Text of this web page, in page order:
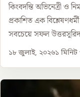
কিংবদন্তি অভিনেত্রী ও
প্রকাশিত এক
সবচেয়ে সফল
১৮ জুলাই, ২০২৬১